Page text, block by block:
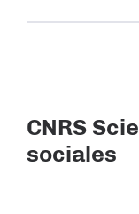
CNRS
sociales